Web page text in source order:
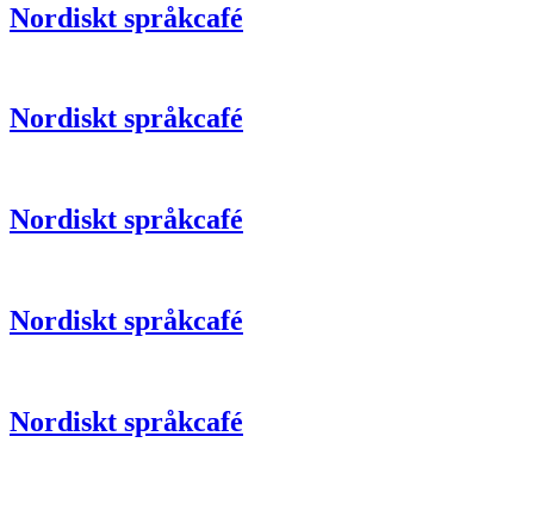
Nordiskt språkcafé
Nordiskt språkcafé
Nordiskt språkcafé
Nordiskt språkcafé
Nordiskt språkcafé